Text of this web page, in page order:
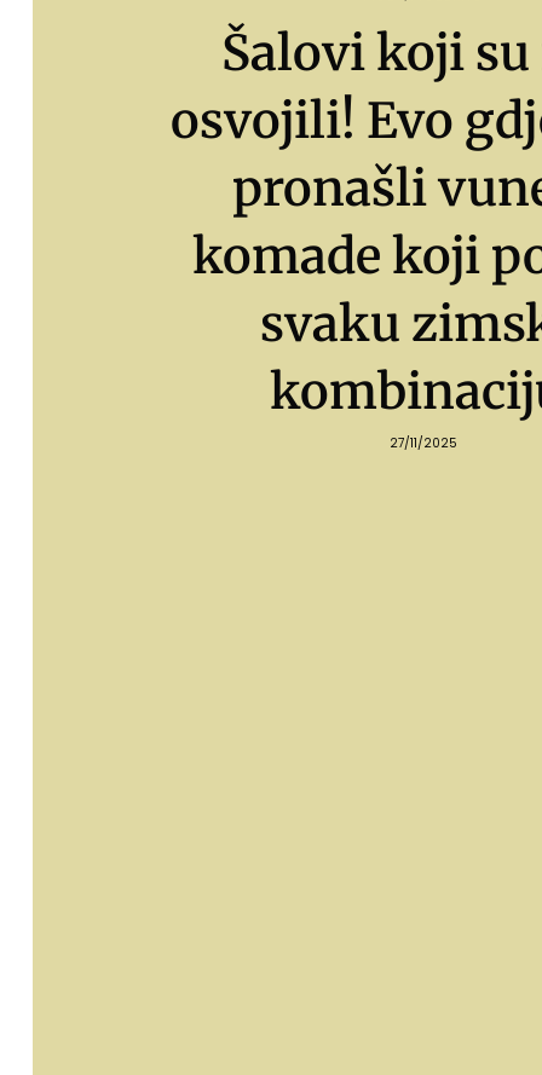
Šalovi koji su
osvojili! Evo
pronašli
komade koji
svaku
27/11/2025